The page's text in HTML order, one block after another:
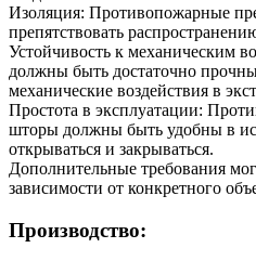
Изоляция: Противопожарные
препятствовать
Устойчивость к механическим
должны быть достаточно
механические воздействия в
Простота в эксплуатации:
шторы должны быть удобны в
открываться и закрываться.
Дополнительные требования
зависимости от конкретного
Производство: